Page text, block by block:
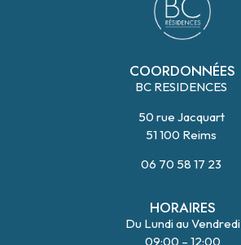
COORDONNÉES
BC RESIDENCES
50 rue Jacquart
51 100 Reims
06 70 58 17 23
HORAIRES
Du Lundi au Vendredi
09:00 – 12:00